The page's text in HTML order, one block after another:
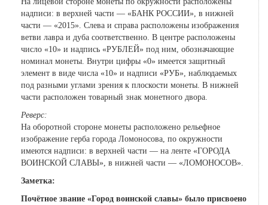
надписи: в верхней части — «БАНК РОССИИ», в нижней
части — «2015». Слева и справа расположены изображения
ветви лавра и дуба соответственно. В центре расположены
число «10» и надпись «РУБЛЕЙ» под ним, обозначающие
номинал монеты. Внутри цифры «0» имеется защитный
элемент в виде числа «10» и надписи «РУБ», наблюдаемых
под разными углами зрения к плоскости монеты. В нижней
части расположен товарный знак монетного двора
Реверс:
На оборотной стороне монеты расположено рельефное
изображение герба города Ломоносова, по окружности
имеются надписи: в верхней части — на ленте «ГОРОДА
ВОИНСКОЙ СЛАВЫ», в нижней части — «ЛОМОНОСОВ»
Заметка:
Почётное звание «Город воинской славы» было присвоено